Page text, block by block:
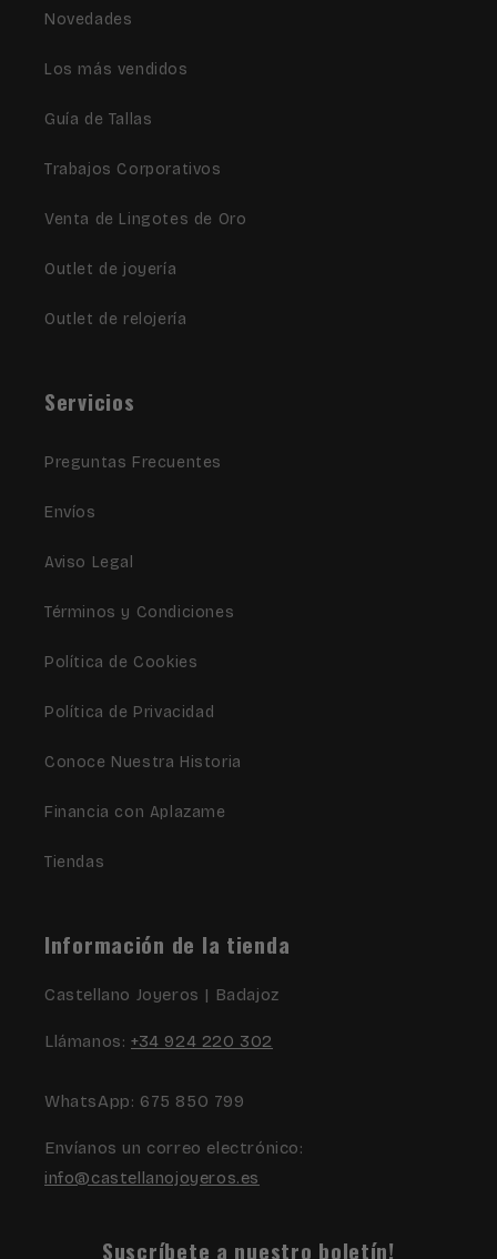
Novedades
Los más vendidos
Guía de Tallas
Trabajos Corporativos
Venta de Lingotes de Oro
Outlet de joyería
Outlet de relojería
Servicios
Preguntas Frecuentes
Envíos
Aviso Legal
Términos y Condiciones
Política de Cookies
Política de Privacidad
Conoce Nuestra Historia
Financia con Aplazame
Tiendas
Información de la tienda
Castellano Joyeros | Badajoz
Llámanos: +34 924 220 302
WhatsApp: 675 850 799
Envíanos un correo electrónico:
info@castellanojoyeros.es
Suscríbete a nuestro boletín!